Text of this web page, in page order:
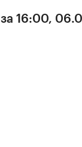
за 16:00,